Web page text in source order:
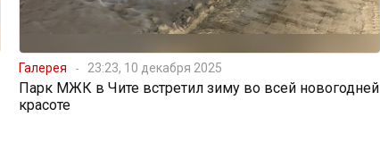
Галерея 23:23, 10 декабря 2025
Парк МЖК в Чите встретил зиму во всей новогодней
красоте